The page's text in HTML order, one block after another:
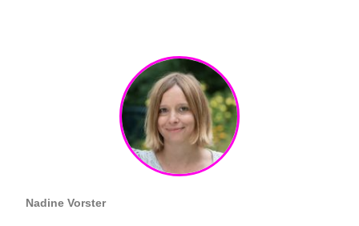
Nadine Vorster